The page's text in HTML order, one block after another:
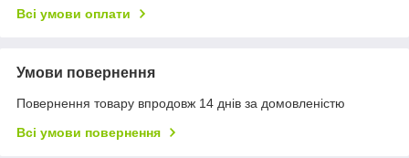
Всі умови оплати
Умови повернення
Повернення товару впродовж 14 днів за домовленістю
Всі умови повернення